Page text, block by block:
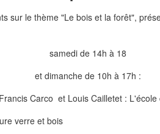
sur le thème "Le bois et la forêt",
samedi de 14h à 18
et dimanche de 10h à 17h :
Carco et Louis Cailletet : L'école
verre et bois